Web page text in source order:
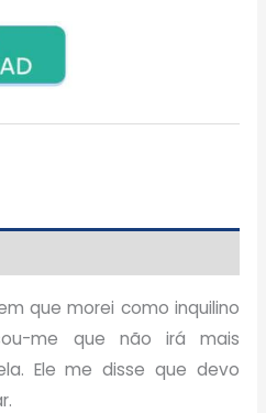
que morei como inquilino
me que não irá mais
Ele me disse que devo